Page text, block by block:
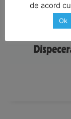
About
de acord
Ok